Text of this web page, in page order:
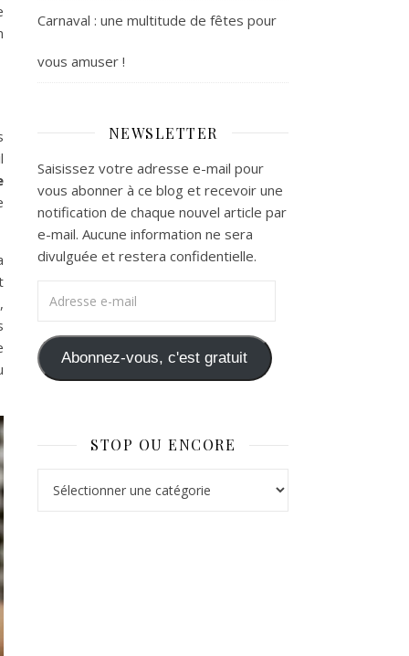
Carnaval : une multitude de fêtes pour
vous amuser !
NEWSLETTER
Saisissez votre adresse e-mail pour
vous abonner à ce blog et recevoir une
notification de chaque nouvel article par
e-mail. Aucune information ne sera
divulguée et restera confidentielle.
Abonnez-vous, c'est gratuit
STOP OU ENCORE